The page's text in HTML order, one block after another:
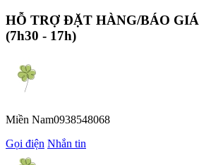
HỖ TRỢ ĐẶT HÀNG/BÁO GIÁ
(7h30 - 17h)
Miền Nam0938548068
Gọi điện Nhắn tin